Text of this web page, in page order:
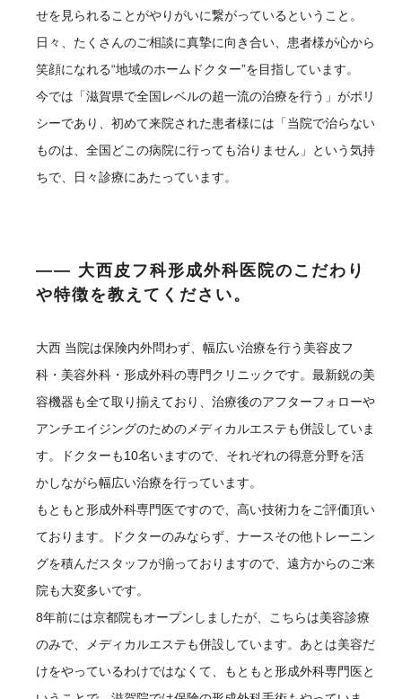
せを見られることがやりがいに繋がっているということ。
日々、たくさんのご相談に真摯に向き合い、患者様が心から
笑顔になれる“地域のホームドクター”を目指しています。
今では「滋賀県で全国レベルの超一流の治療を行う」がポリ
シーであり、初めて来院された患者様には「当院で治らない
ものは、全国どこの病院に行っても治りません」という気持
ちで、日々診療にあたっています。
―― 大西皮フ科形成外科医院のこだわり
や特徴を教えてください。
大西 当院は保険内外問わず、幅広い治療を行う美容皮フ
科・美容外科・形成外科の専門クリニックです。最新鋭の美
容機器も全て取り揃えており、治療後のアフターフォローや
アンチエイジングのためのメディカルエステも併設していま
す。ドクターも10名いますので、それぞれの得意分野を活
かしながら幅広い治療を行っています。
もともと形成外科専門医ですので、高い技術力をご評価頂い
ております。ドクターのみならず、ナースその他トレーニン
グを積んだスタッフが揃っておりますので、遠方からのご来
院も大変多いです。
8年前には京都院もオープンしましたが、こちらは美容診療
のみで、メディカルエステも併設しています。あとは美容だ
けをやっているわけではなくて、もともと形成外科専門医と